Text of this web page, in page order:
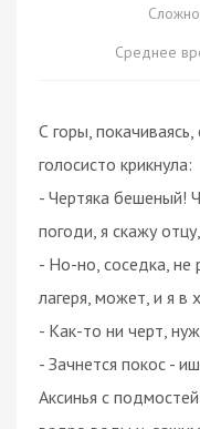
Среднее
С горы,
голосисто крикнула:
- Чертяка бешеный!
погоди, я скажу
- Но-но, соседка, не
лагеря, может, и я в
- Как-то ни черт,
- Зачнется покос -
Аксинья с